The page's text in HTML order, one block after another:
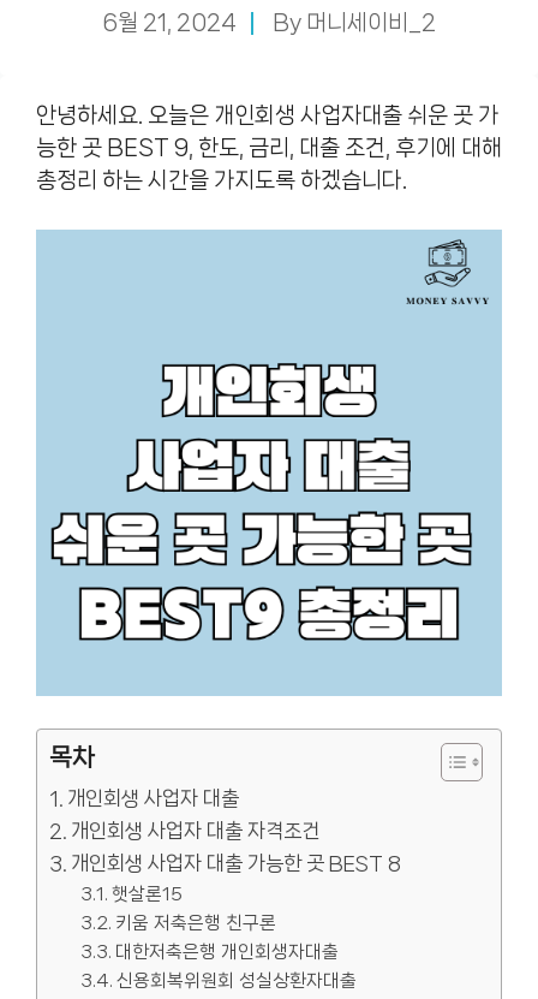
6월 21, 2024 By 머니세이비_2
안녕하세요. 오늘은 개인회생 사업자대출 쉬운 곳 가
능한 곳 BEST 9, 한도, 금리, 대출 조건, 후기에 대해
총정리 하는 시간을 가지도록 하겠습니다.
목차
개인회생 사업자 대출
개인회생 사업자 대출 자격조건
개인회생 사업자 대출 가능한 곳 BEST 8
햇살론15
키움 저축은행 친구론
대한저축은행 개인회생자대출
신용회복위원회 성실상환자대출